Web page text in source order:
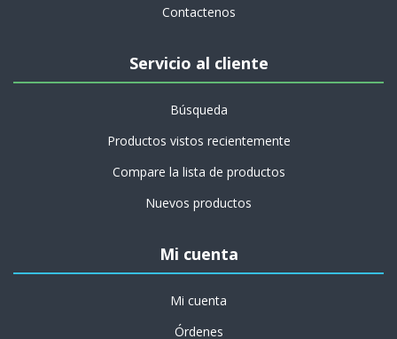
Contactenos
Servicio al cliente
Búsqueda
Productos vistos recientemente
Compare la lista de productos
Nuevos productos
Mi cuenta
Mi cuenta
Órdenes